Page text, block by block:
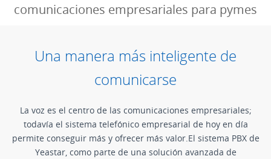
comunicaciones empresariales para pymes
Una manera más inteligente de
comunicarse
La voz es el centro de las comunicaciones empresariales;
todavía el sistema telefónico empresarial de hoy en día
permite conseguir más y ofrecer más valor.El sistema PBX de
Yeastar, como parte de una solución avanzada de